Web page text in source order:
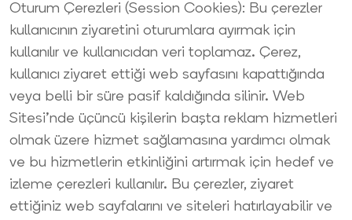
Oturum Çerezleri (Session Cookies): Bu çerezler
kullanıcının ziyaretini oturumlara ayırmak için
kullanılır ve kullanıcıdan veri toplamaz. Çerez,
kullanıcı ziyaret ettiği web sayfasını kapattığında
veya belli bir süre pasif kaldığında silinir. Web
Sitesi’nde üçüncü kişilerin başta reklam hizmetleri
olmak üzere hizmet sağlamasına yardımcı olmak
ve bu hizmetlerin etkinliğini artırmak için hedef ve
izleme çerezleri kullanılır. Bu çerezler, ziyaret
ettiğiniz web sayfalarını ve siteleri hatırlayabilir ve